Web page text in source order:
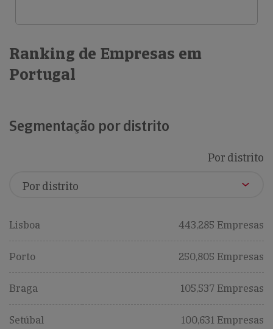
Ranking de Empresas em
Portugal
Segmentação por distrito
Por distrito
Lisboa 443,285 Empresas
Porto 250,805 Empresas
Braga 105,537 Empresas
Setúbal 100,631 Empresas